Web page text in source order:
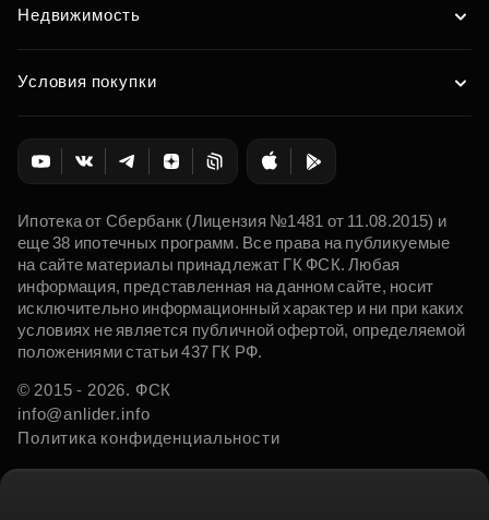
Недвижимость
Условия покупки
Ипотека от Сбербанк (Лицензия №1481 от 11.08.2015) и
еще 38 ипотечных программ. Все права на публикуемые
на сайте материалы принадлежат ГК ФСК. Любая
информация, представленная на данном сайте, носит
исключительно информационный характер и ни при каких
условиях не является публичной офертой, определяемой
положениями статьи 437 ГК РФ.
© 2015 - 2026. ФСК
info@anlider.info
Политика конфиденциальности